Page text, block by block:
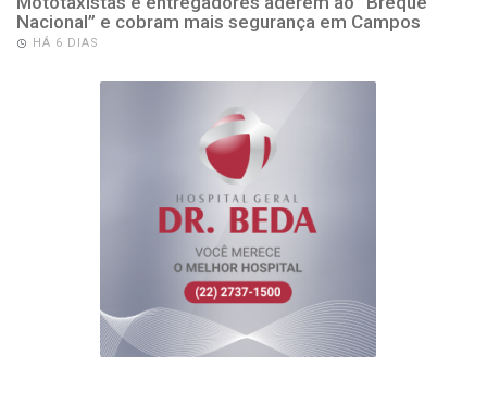
Nacional” e cobram mais segurança em Campos
HÁ 6 DIAS